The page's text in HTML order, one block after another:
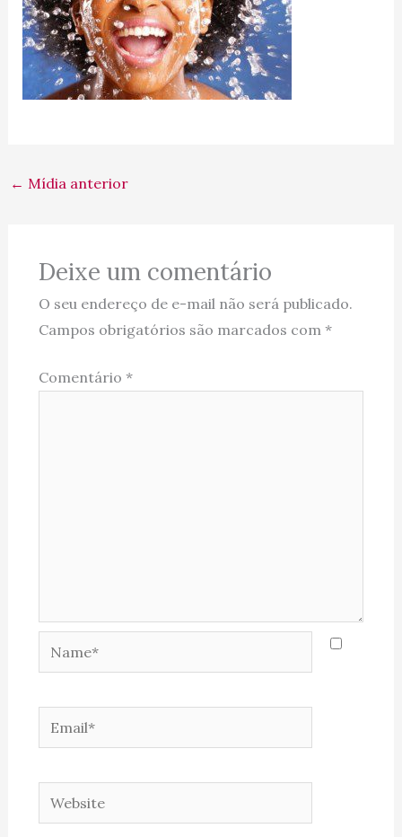
← Mídia anterior
Deixe um comentário
O seu endereço de e-mail não será publicado.
Campos obrigatórios são marcados com *
Comentário *
Name*
Email*
Website